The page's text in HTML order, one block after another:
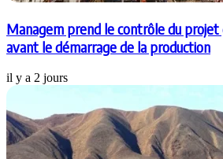
Managem prend le contrôle du projet
avant le démarrage de la production
il y a 2 jours